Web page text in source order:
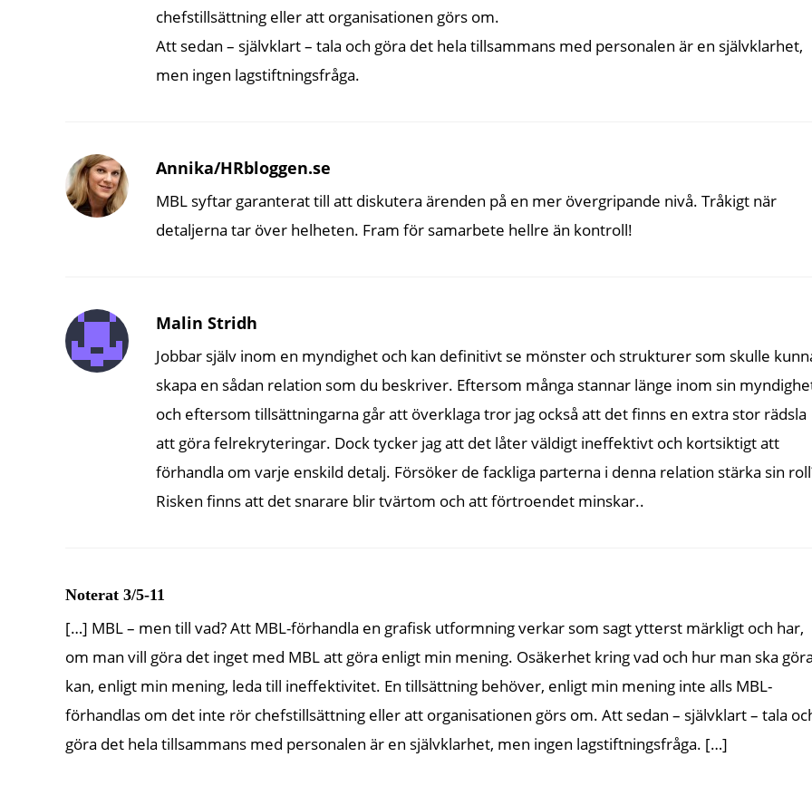
chefstillsättning eller att organisationen görs om.
Att sedan – självklart – tala och göra det hela tillsammans med personalen är en självklarhet,
men ingen lagstiftningsfråga.
Annika/HRbloggen.se
MBL syftar garanterat till att diskutera ärenden på en mer övergripande nivå. Tråkigt när
detaljerna tar över helheten. Fram för samarbete hellre än kontroll!
Malin Stridh
Jobbar själv inom en myndighet och kan definitivt se mönster och strukturer som skulle
skapa en sådan relation som du beskriver. Eftersom många stannar länge inom sin
och eftersom tillsättningarna går att överklaga tror jag också att det finns en extra stor rädsla
att göra felrekryteringar. Dock tycker jag att det låter väldigt ineffektivt och kortsiktigt att
förhandla om varje enskild detalj. Försöker de fackliga parterna i denna relation stärka sin
Risken finns att det snarare blir tvärtom och att förtroendet minskar..
Noterat 3/5-11
[…] MBL – men till vad? Att MBL-förhandla en grafisk utformning verkar som sagt ytterst märkligt och har,
om man vill göra det inget med MBL att göra enligt min mening. Osäkerhet kring vad och hur man ska
kan, enligt min mening, leda till ineffektivitet. En tillsättning behöver, enligt min mening inte alls MBL-
förhandlas om det inte rör chefstillsättning eller att organisationen görs om. Att sedan – självklart – tala
göra det hela tillsammans med personalen är en självklarhet, men ingen lagstiftningsfråga. […]